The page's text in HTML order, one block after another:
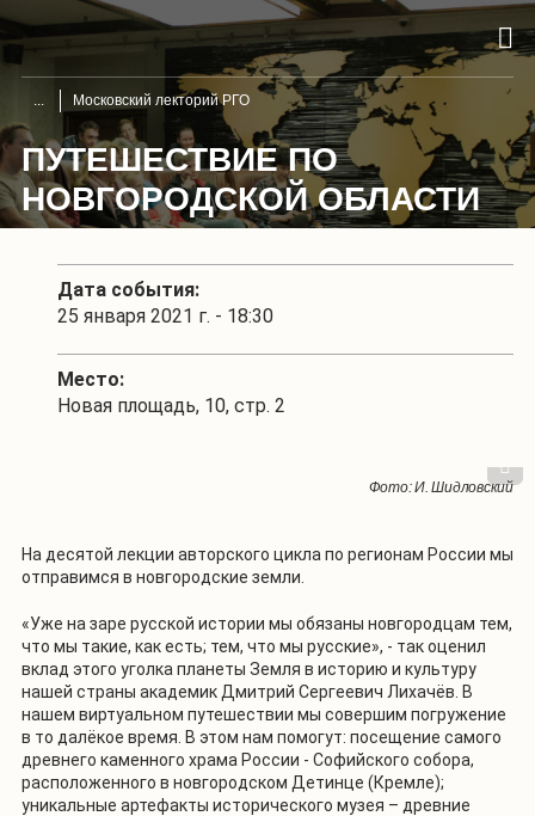
Московский лекторий РГО
ПУТЕШЕСТВИЕ ПО
НОВГОРОДСКОЙ ОБЛАСТИ
Дата события:
25 января 2021 г. - 18:30
Место:
Новая площадь, 10, стр. 2
Фото: И. Шидловский
Фото: И. Шидловский
Фото: И. Шидловский
На десятой лекции авторского цикла по регионам России мы
отправимся в новгородские земли.
«Уже на заре русской истории мы обязаны новгородцам тем,
что мы такие, как есть; тем, что мы русские», - так оценил
вклад этого уголка планеты Земля в историю и культуру
нашей страны академик Дмитрий Сергеевич Лихачёв. В
нашем виртуальном путешествии мы совершим погружение
в то далёкое время. В этом нам помогут: посещение самого
древнего каменного храма России - Софийского собора,
расположенного в новгородском Детинце (Кремле);
уникальные артефакты исторического музея – древние